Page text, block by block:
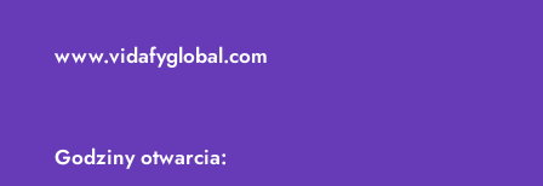
www.vidafyglobal.com
Godziny otwarcia: